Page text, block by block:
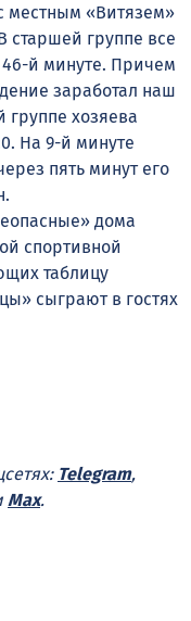
местным «Витязем»
группе все
й минуте. Причем
заработал наш
хозяева
На 9-й минуте
пять минут его
дома
спортивной
таблицу
сыграют в гостях
Telegram,
Max.